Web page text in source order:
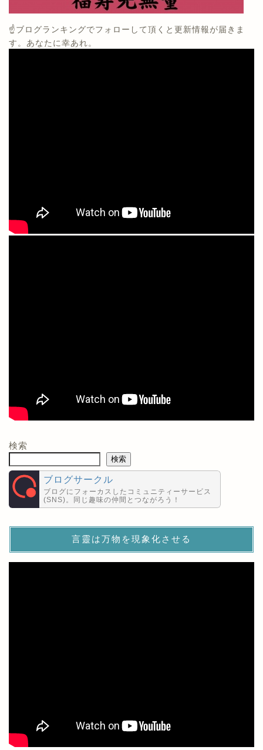
☝️ブログランキングでフォローして頂くと更新情報が届きま
す。あなたに幸あれ。
検索
検索
ブログサークル
ブログにフォーカスしたコミュニティーサービス
(SNS)。同じ趣味の仲間とつながろう！
言靈は万物を現象化させる